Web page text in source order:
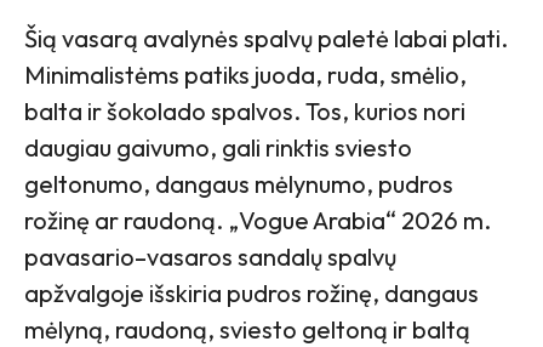
Šią vasarą avalynės spalvų paletė labai plati.
Minimalistėms patiks juoda, ruda, smėlio,
balta ir šokolado spalvos. Tos, kurios nori
daugiau gaivumo, gali rinktis sviesto
geltonumo, dangaus mėlynumo, pudros
rožinę ar raudoną. „Vogue Arabia“ 2026 m.
pavasario–vasaros sandalų spalvų
apžvalgoje išskiria pudros rožinę, dangaus
mėlyną, raudoną, sviesto geltoną ir baltą